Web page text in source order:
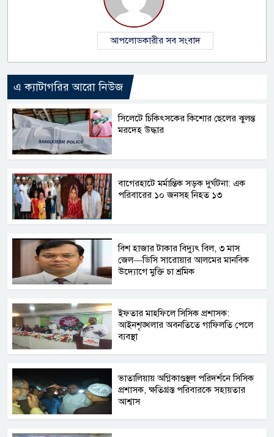
আপলোডকারীর সব সংবাদ
এ ক্যাটাগরির আরো নিউজ
সিলেটে চিকিৎসকের কিশোর ছেলের ঝুলন্ত
মরদেহ উদ্ধার
বাগেরহাটে মর্মান্তিক সড়ক দুর্ঘটনা: এক
পরিবারের ১০ জনসহ নিহত ১৩
বিশ হাজার টাকার বিদ্যুৎ বিল, ৩ মাস
জেল—ডিসি সারোয়ার আলমের মানবিক
উদ্যোগে মুক্তি চা শ্রমিক
ইফতার মাহফিলে সিসিক প্রশাসক:
আইনশৃঙ্খলার অবনতিতে গাফিলতি পেলে
ব্যবস্থা
ভাতালিয়ায় অগ্নিকাণ্ডস্থল পরিদর্শনে সিসিক
প্রশাসক, ক্ষতিগ্রস্ত পরিবারকে সহায়তার
আশ্বাস